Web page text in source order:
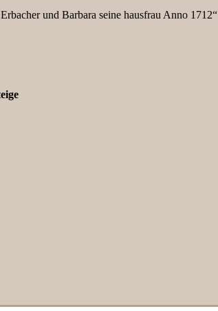
und Barbara seine hausfrau Anno 1712“